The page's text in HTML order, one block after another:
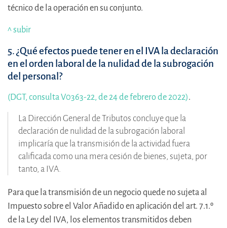
técnico de la operación en su conjunto.
^ subir
5. ¿Qué efectos puede tener en el IVA la declaración
en el orden laboral de la nulidad de la subrogación
del personal?
(DGT, consulta V0363-22, de 24 de febrero de 2022).
La Dirección General de Tributos concluye que la
declaración de nulidad de la subrogación laboral
implicaría que la transmisión de la actividad fuera
calificada como una mera cesión de bienes, sujeta, por
tanto, a IVA.
Para que la transmisión de un negocio quede no sujeta al
Impuesto sobre el Valor Añadido en aplicación del art. 7.1.º
de la Ley del IVA, los elementos transmitidos deben